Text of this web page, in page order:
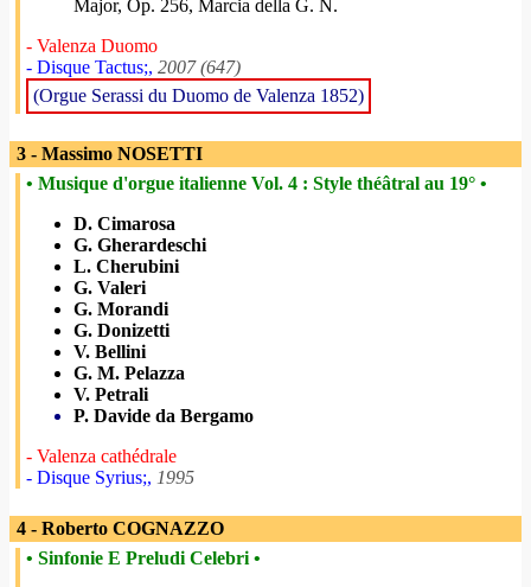
Major, Op. 256, Marcia della G. N.
- Valenza Duomo
- Disque Tactus;, 2007 (647)
(Orgue Serassi du Duomo de Valenza 1852)
3 - Massimo NOSETTI
• Musique d'orgue italienne Vol. 4 : Style théâtral au 19° •
D. Cimarosa
G. Gherardeschi
L. Cherubini
G. Valeri
G. Morandi
G. Donizetti
V. Bellini
G. M. Pelazza
V. Petrali
P. Davide da Bergamo
- Valenza cathédrale
- Disque Syrius;, 1995
4 - Roberto COGNAZZO
• Sinfonie E Preludi Celebri •